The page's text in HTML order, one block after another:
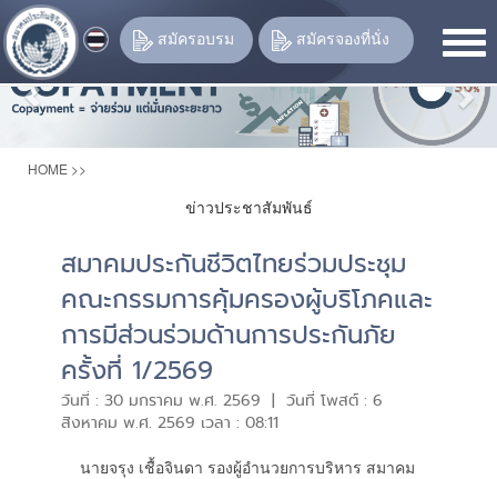
สมัครอบรม สมัครจองที่นั่ง
Previous
HOME >>
ข่าวประชาสัมพันธ์
สมาคมประกันชีวิตไทยร่วมประชุม
คณะกรรมการคุ้มครองผู้บริโภคและ
การมีส่วนร่วมด้านการประกันภัย
ครั้งที่ 1/2569
วันที่ : 30 มกราคม พ.ศ. 2569 | วันที่ โพสต์ : 6
สิงหาคม พ.ศ. 2569 เวลา : 08:11
นายจรุง เชื้อจินดา รองผู้อำนวยการบริหาร สมาคม